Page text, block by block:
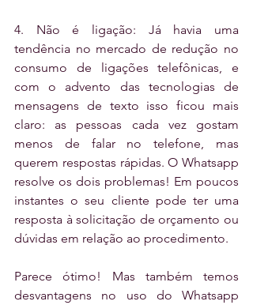
4. Não é ligação: Já havia uma
tendência no mercado de redução no
consumo de ligações telefônicas, e
com o advento das tecnologias de
mensagens de texto isso ficou mais
claro: as pessoas cada vez gostam
menos de falar no telefone, mas
querem respostas rápidas. O Whatsapp
resolve os dois problemas! Em poucos
instantes o seu cliente pode ter uma
resposta à solicitação de orçamento ou
dúvidas em relação ao procedimento.
Parece ótimo! Mas também temos
desvantagens no uso do Whatsapp